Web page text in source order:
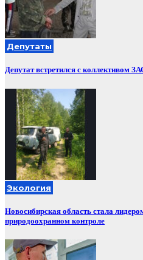
Депутаты
Депутат встретился с коллективом
Экология
Новосибирская область стала
природоохранном контроле